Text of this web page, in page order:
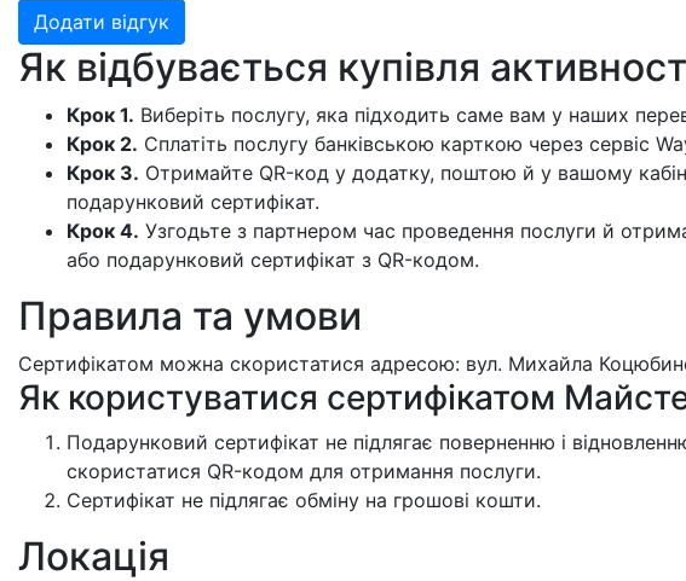
Додати відгук
Як відбувається купівля
Крок 1. Виберіть послугу, яка підходить саме вам у наших
Крок 2. Сплатіть послугу банківською карткою через сервіс
Крок 3. Отримайте QR-код у додатку, поштою й у вашому
подарунковий сертифікат.
Крок 4. Узгодьте з партнером час проведення послуги й
або подарунковий сертифікат з QR-кодом.
Правила та умови
Сертифікатом можна скористатися адресою: вул. Михайла
Як користуватися сертифікатом
Подарунковий сертифікат не підлягає поверненню і
скористатися QR-кодом для отримання послуги.
Сертифікат не підлягає обміну на грошові кошти.
Локація